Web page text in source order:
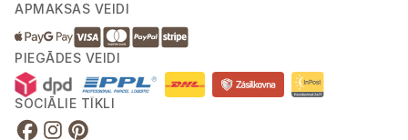
APMAKSAS VEIDI
PIEGĀDES VEIDI
SOCIĀLIE TĪKLI